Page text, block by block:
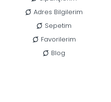
Adres Bilgilerim
Sepetim
Favorilerim
Blog